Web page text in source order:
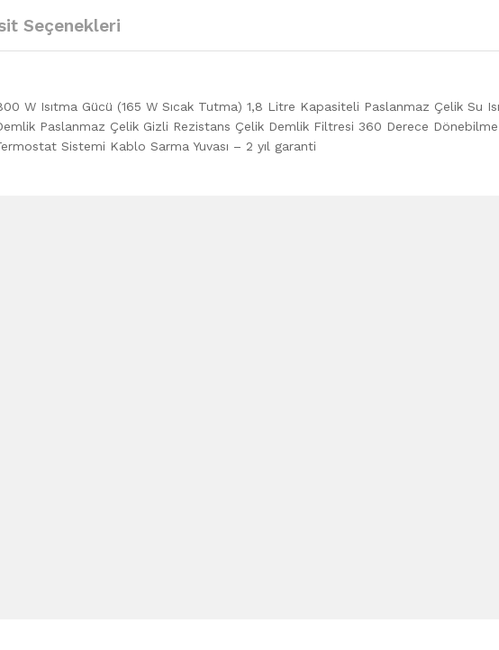
Seçenekleri
W Isıtma Gücü (165 W Sıcak Tutma) 1,8 Litre Kapasiteli Paslanmaz Çelik Su
Paslanmaz Çelik Gizli Rezistans Çelik Demlik Filtresi 360 Derece Dönebilme
Sistemi Kablo Sarma Yuvası – 2 yıl garanti